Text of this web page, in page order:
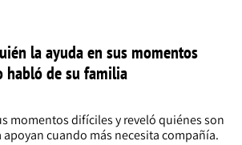
la ayuda en sus momentos
de su familia
momentos difíciles y reveló quiénes son
apoyan cuando más necesita compañía.